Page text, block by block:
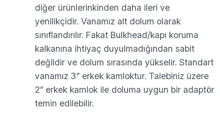
diğer ürünlerinkinden daha ileri ve
yenilikçidir. Vanamız alt dolum olarak
sınıflandırılır. Fakat Bulkhead/kapı koruma
kalkanına ihtiyaç duyulmadığından sabit
değildir ve dolum sırasında yükselir. Standart
vanamız 3” erkek kamloktur. Talebiniz üzere
2” erkek kamlok ile doluma uygun bir adaptör
temin edilebilir.